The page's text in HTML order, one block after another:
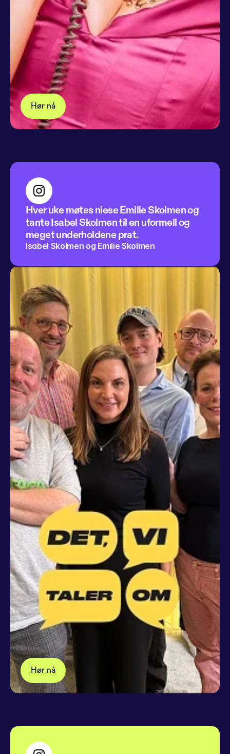
Hør nå
Hver uke møtes niese Emilie Skolmen og
tante Isabel Skolmen til en uformell og
meget underholdene prat.
Isabel Skolmen og Emilie Skolmen
Hør nå